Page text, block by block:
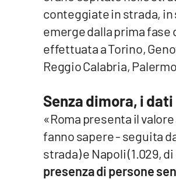
Streaming
LaC Network
conteggiate in strada,
emerge dalla prima fase
effettuata a Torino,
Reggio Calabria,
Senza dimora, i dati
«Roma presenta il
fanno sapere - seguita
strada) e Napoli (1.029,
presenza di persone